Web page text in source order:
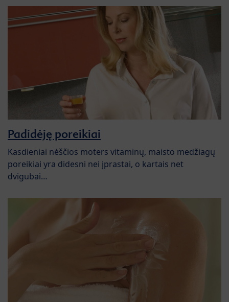
Padidėję poreikiai
Kasdieniai nėščios moters vitaminų, maisto medžiagų
poreikiai yra didesni nei įprastai, o kartais net
dvigubai…